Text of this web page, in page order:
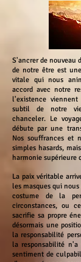
S'ancrer de nouveau
de notre être est
vitale qui nous
accord avec notre
l'existence
subtil de notre
chanceler. Le
débute par une
Nos souffrances et
simples hasards,
harmonie supérieure
La paix véritable
les masques qui
costume de la
circonstances, ou
sacrifie sa propre
désormais une
la responsabilité
la responsabilité
sentiment de